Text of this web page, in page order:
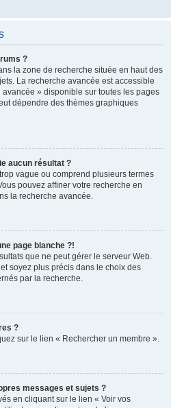
?
la zone de recherche située en haut des
La recherche avancée est accessible
» disponible sur toutes les pages
dépendre des thèmes graphiques
aucun résultat ?
vague ou comprend plusieurs termes
pouvez affiner votre recherche en
la recherche avancée.
page blanche ?!
que ne peut gérer le serveur Web.
soyez plus précis dans le choix des
par la recherche.
?
sur le lien « Rechercher un membre ».
messages et sujets ?
en cliquant sur le lien « Voir vos